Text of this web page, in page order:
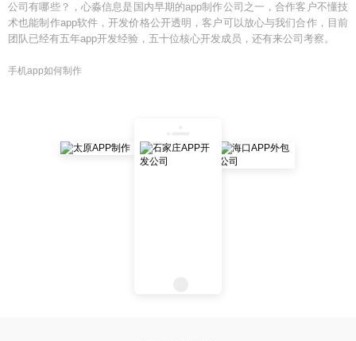
公司有哪些？，心淼信息是国内早期的app制作公司之一，合作客户不懂技
术也能制作app软件，开发价格公开透明，客户可以放心与我们合作，目前
团队已经有五年app开发经验，五十位核心开发成员，还有来公司考察。
手机app如何制作